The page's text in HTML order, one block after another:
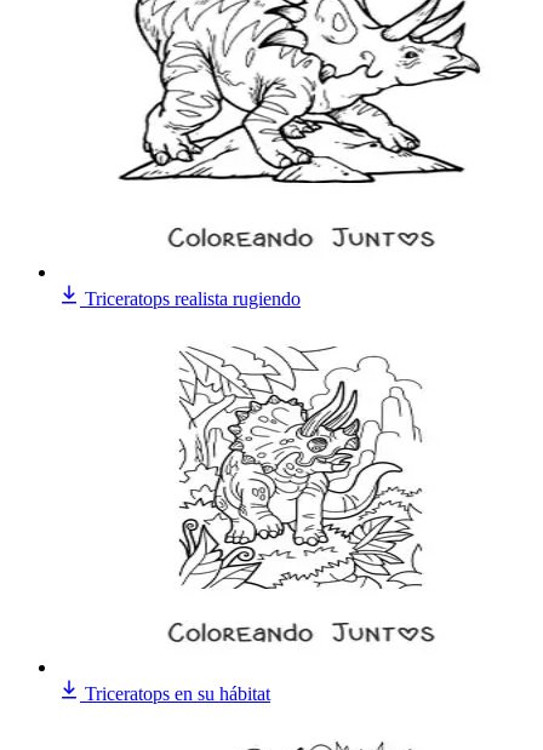
Triceratops realista rugiendo
Triceratops en su hábitat